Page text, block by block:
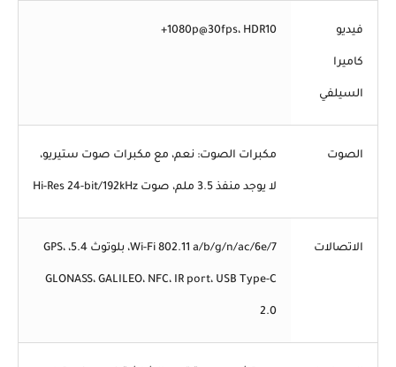
فيديو
كاميرا
السيلفي
1080p@30fps، HDR10+
الصوت مكبرات الصوت: نعم، مع مكبرات صوت ستيريو،
لا يوجد منفذ 3.5 ملم، صوت Hi-Res 24-bit/192kHz
الاتصالات Wi-Fi 802.11 a/b/g/n/ac/6e/7، بلوتوث 5.4، GPS،
GLONASS، GALILEO، NFC، IR port، USB Type-C
2.0